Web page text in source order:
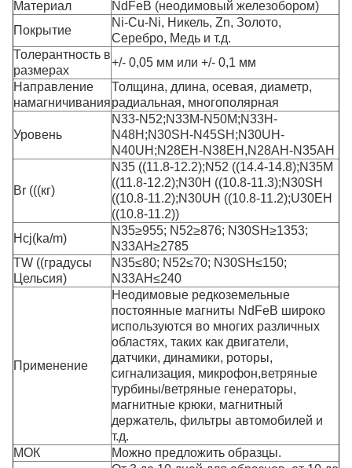
Материал
NdFeB (неодимовый железобором)
Покрытие
Ni-Cu-Ni, Никель, Zn, Золото,
Серебро, Медь и т.д.
Толерантность в
размерах
+/- 0,05 мм или +/- 0,1 мм
Направление
намагничивания
Толщина, длина, осевая, диаметр,
радиальная, многополярная
Уровень
N33-N52;N33M-N50M;N33H-
N48H;N30SH-N45SH;N30UH-
N40UH;N28EH-N38EH,N28AH-N35AH
Br (((кг)
N35 ((11.8-12.2);N52 ((14.4-14.8);N35M
((11.8-12.2);N30H ((10.8-11.3);N30SH
((10.8-11.2);N30UH ((10.8-11.2);U30EH
((10.8-11.2))
Hcj(ka/m)
N35≥955; N52≥876; N30SH≥1353;
N33AH≥2785
TW ((градусы
Цельсия)
N35≤80; N52≤70; N30SH≤150;
N33AH≤240
Применение
Неодимовые редкоземельные
постоянные магниты NdFeB широко
используются во многих различных
областях, таких как двигатели,
датчики, динамики, роторы,
сигнализация, микрофон,ветряные
турбины/ветряные генераторы,
магнитные крюки, магнитный
держатель, фильтры автомобилей и
т.д.
МОК
Можно предложить образцы.